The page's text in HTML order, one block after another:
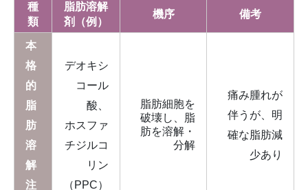
種
類
脂肪溶解
剤（例）
機序 備考
本
格
的
脂
肪
溶
解
注
デオキシ
コール
酸、
ホスファ
チジルコ
リン
（PPC）
脂肪細胞を
破壊し、脂
肪を溶解・
分解
痛み腫れが
伴うが、明
確な脂肪減
少あり